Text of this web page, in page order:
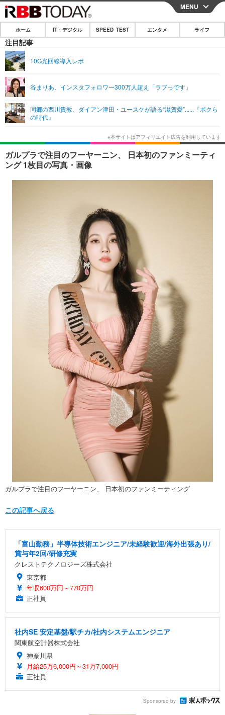
CLOSE
ホーム
IT・デジタル
ショッピング その他
SPEED TEST
エンタメ
エンタメTOP
韓国・芸能
音楽 スポーツ
ライフ
ライフTOP グルメ
ペット ショッピング
その他
リリース一覧
プッシュ通知の停止方法
MENU
ホーム IT・デジタル SPEED TEST エンタメ ライフ
注目記事
10G光回線導入レポ
谷まりあ、インスタフォロワー300万人超え「ラブっです」
同郷の西川貴教、ダイアン津田・ユースケが語る“滋賀愛”......『ボクら
の時代』
ガルプラで注目のフーヤーニン、 日本初のファンミーティ
ング 1枚目の写真・画像
ガルプラで注目のフーヤーニン、 日本初のファンミーティング
この記事へ戻る
「富山勤務」半導体技術エンジニア/未経験歓迎/海外出張あり/
賞与年2回/研修充実
クレストテクノロジーズ株式会社
東京都
年収600万円～770万円
正社員
社内SE 安定基盤/駅チカ/社内システムエンジニア
関東航空計器株式会社
神奈川県
月給25万6,000円～31万7,000円
正社員
Sponsored by